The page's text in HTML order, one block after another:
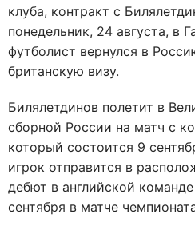
клуба, контракт с
понедельник, 24 августа, в
футболист вернулся в
британскую визу.
Билялетдинов полетит в
сборной России на матч с
который состоится 9
игрок отправится в
дебют в английской
сентября в матче